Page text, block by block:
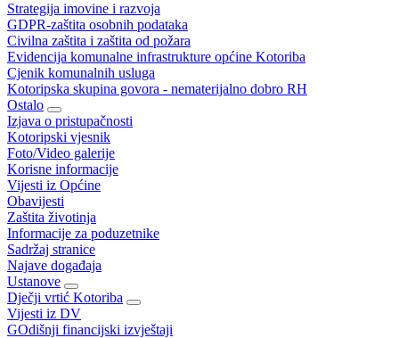
Strategija imovine i razvoja
GDPR-zaštita osobnih podataka
Civilna zaštita i zaštita od požara
Evidencija komunalne infrastrukture općine Kotoriba
Cjenik komunalnih usluga
Kotoripska skupina govora - nematerijalno dobro RH
Ostalo
Izjava o pristupačnosti
Kotoripski vjesnik
Foto/Video galerije
Korisne informacije
Vijesti iz Općine
Obavijesti
Zaštita životinja
Informacije za poduzetnike
Sadržaj stranice
Najave događaja
Ustanove
Dječji vrtić Kotoriba
Vijesti iz DV
GOdišnji financijski izvještaji